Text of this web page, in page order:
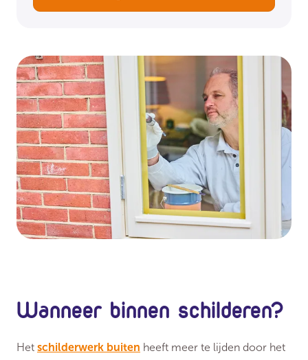
Wanneer binnen schilderen?
Het schilderwerk buiten heeft meer te lijden door het